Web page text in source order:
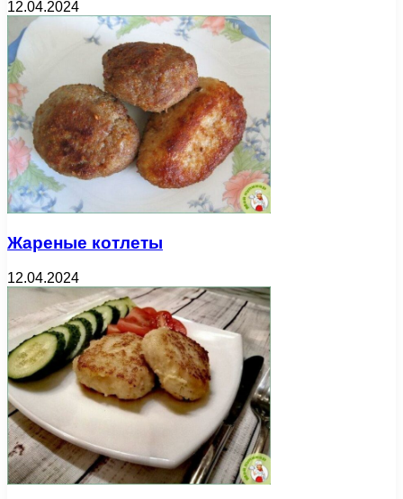
12.04.2024
Жареные котлеты
12.04.2024